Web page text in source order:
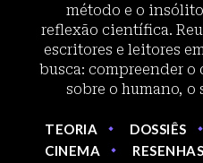
método e o
reflexão científica.
escritores e leitores
busca: compreender o
sobre o humano, o
TEORIA DOSSIÊS
CINEMA
RESENHAS